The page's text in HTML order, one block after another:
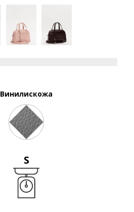
Винилискожа
S